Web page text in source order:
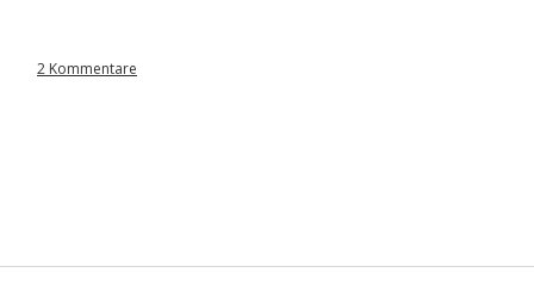
2 Kommentare